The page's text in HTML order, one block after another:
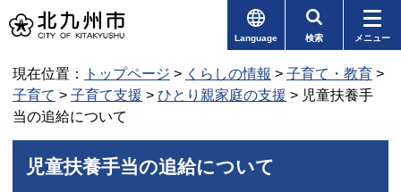
Language 検索 メニュー
現在位置： トップページ > くらしの情報 > 子育て・教育 >
子育て > 子育て支援 > ひとり親家庭の支援 > 児童扶養手
当の追給について
児童扶養手当の追給について